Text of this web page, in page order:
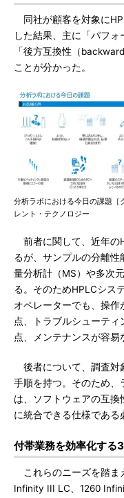
同社が顧客を対象に
した結果、主に「パフォ
「後方互換性（
ことが分かった。
分析ラボにおける今日の課題［
レント・テクノロジー
前者に関して、近年の
るが、サンプルの分離
量分析計（MS）や多次
る。そのためHPLCシス
オペレーターでも、操
点、トラブルシューテ
点、メンテナンスが容易
後者について、調査対
手順を持つ。そのため、
は、ソフトウェアの互換
に統合できる仕様である
付帯業務を効率化する
これらのニーズを踏ま
Infinity III LC、1260